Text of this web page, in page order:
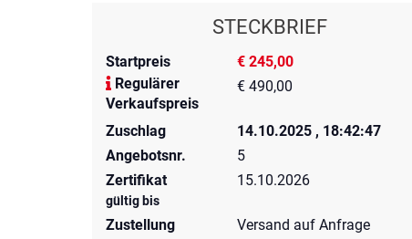
STECKBRIEF
Startpreis
€ 245,00
Regulärer
Verkaufspreis
€ 490,00
Zuschlag
14.10.2025 , 18:42:47
Angebotsnr.
5
Zertifikat
gültig bis
15.10.2026
Zustellung
Versand auf Anfrage